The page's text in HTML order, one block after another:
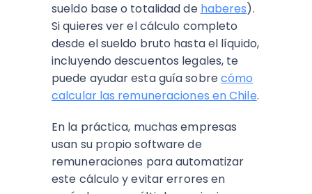
sueldo base o totalidad de haberes).
Si quieres ver el cálculo completo
desde el sueldo bruto hasta el líquido,
incluyendo descuentos legales, te
puede ayudar esta guía sobrecómo
calcular las remuneraciones en Chile.
En la práctica, muchas empresas
usan su propio software de
remuneraciones para automatizar
este cálculo y evitar errores en